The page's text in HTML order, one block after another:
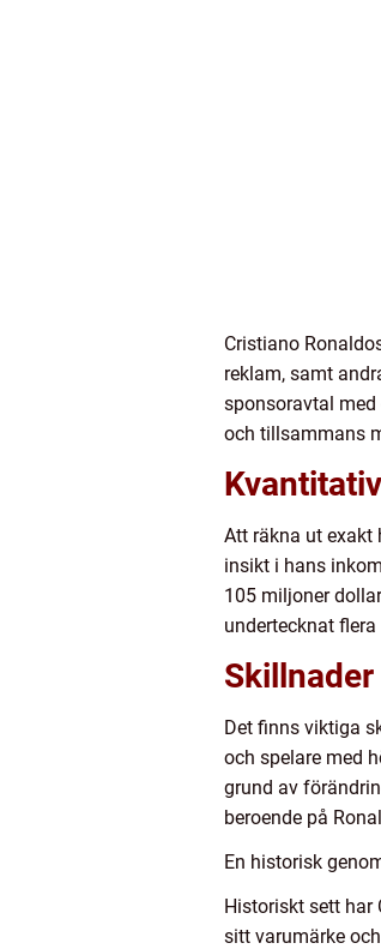
Cristiano
reklam, samt
sponsoravtal med
och tillsammans
Att räkna ut exakt
insikt i hans
105 miljoner
undertecknat
Det finns viktiga
och spelare med
grund av
beroende på
En historisk
Historiskt sett har
sitt varumärke